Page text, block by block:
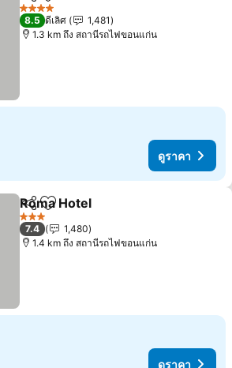
4 ดาว
8.5 ดีเลิศ
1,481
1.3 km ถึง สถานีรถไฟขอนแก่น
ดูราคา
แชร์ เพิ่มในรายการโปรด
Roma Hotel
3 ดาว
7.4
1,480
1.4 km ถึง สถานีรถไฟขอนแก่น
ดูราคา